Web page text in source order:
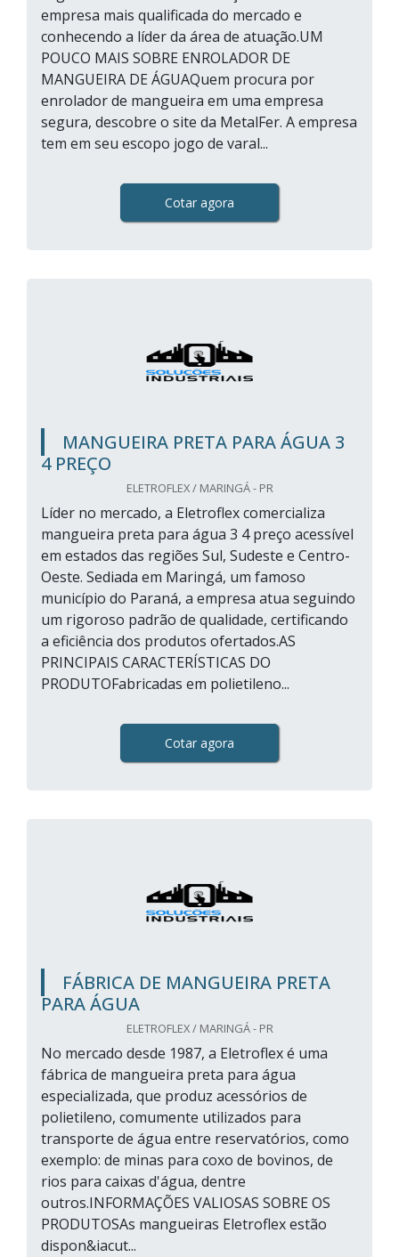
empresa mais qualificada do mercado e
conhecendo a líder da área de atuação.UM
POUCO MAIS SOBRE ENROLADOR DE
MANGUEIRA DE ÁGUAQuem procura por
enrolador de mangueira em uma empresa
segura, descobre o site da MetalFer. A empresa
tem em seu escopo jogo de varal...
Cotar agora
MANGUEIRA PRETA PARA ÁGUA 3
4 PREÇO
ELETROFLEX / MARINGÁ - PR
Líder no mercado, a Eletroflex comercializa
mangueira preta para água 3 4 preço acessível
em estados das regiões Sul, Sudeste e Centro-
Oeste. Sediada em Maringá, um famoso
município do Paraná, a empresa atua seguindo
um rigoroso padrão de qualidade, certificando
a eficiência dos produtos ofertados.AS
PRINCIPAIS CARACTERÍSTICAS DO
PRODUTOFabricadas em polietileno...
Cotar agora
FÁBRICA DE MANGUEIRA PRETA
PARA ÁGUA
ELETROFLEX / MARINGÁ - PR
No mercado desde 1987, a Eletroflex é uma
fábrica de mangueira preta para água
especializada, que produz acessórios de
polietileno, comumente utilizados para
transporte de água entre reservatórios, como
exemplo: de minas para coxo de bovinos, de
rios para caixas d'água, dentre
outros.INFORMAÇÕES VALIOSAS SOBRE OS
PRODUTOSAs mangueiras Eletroflex estão
dispon&iacut...